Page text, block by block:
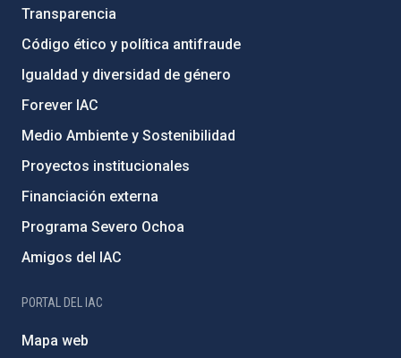
Transparencia
Código ético y política antifraude
Igualdad y diversidad de género
Forever IAC
Medio Ambiente y Sostenibilidad
Proyectos institucionales
Financiación externa
Programa Severo Ochoa
Amigos del IAC
PORTAL DEL IAC
Mapa web